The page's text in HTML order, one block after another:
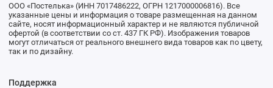
ООО «Постелька» (ИНН 7017486222, ОГРН 1217000006816). Все
указанные цены и информация о товаре размещенная на данном
сайте, носят информационный характер и не являются публичной
офертой (в соответствии со ст. 437 ГК РФ). Изображения товаров
могут отличаться от реального внешнего вида товаров как по цвету,
так и по дизайну.
Поддержка